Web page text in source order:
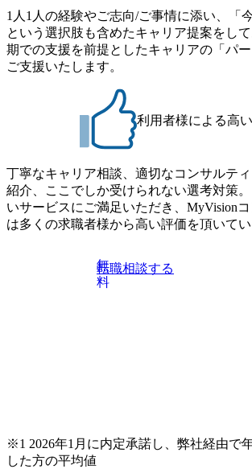
1人1人の経験やご志向/ご事情に添い、「
という選択肢も含めたキャリア提案をし
期での支援を前提としたキャリアの「パ
ご支援いたします。
利用者様による高
丁寧なキャリア相談、適切なコンサルテ
紹介、ここでしか受けられない選考対策
いサービスにご満足いただき、MyVision
は多くの求職者様から高い評価を頂いてい
無
料
転職相談する
※1 2026年1月に内定承諾し、弊社経由で
した方の平均値